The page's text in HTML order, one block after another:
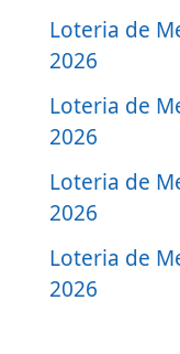
Loteria de
2026
Loteria de
2026
Loteria de
2026
Loteria de
2026